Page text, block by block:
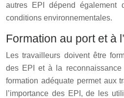
autres EPI dépend également
conditions environnementales.
Formation au port et à
Les travailleurs doivent être
des EPI et à la reconnaissance
formation adéquate permet aux
l’importance des EPI, de les